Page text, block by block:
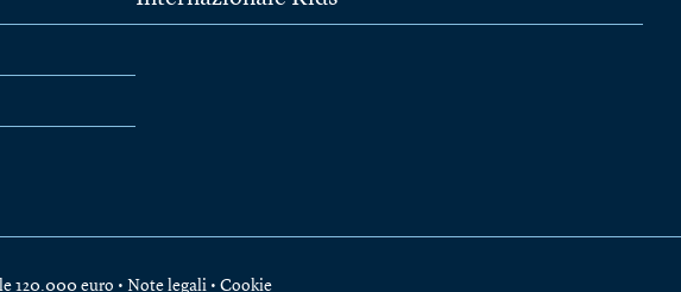
120.000 euro • Note legali • Cookie